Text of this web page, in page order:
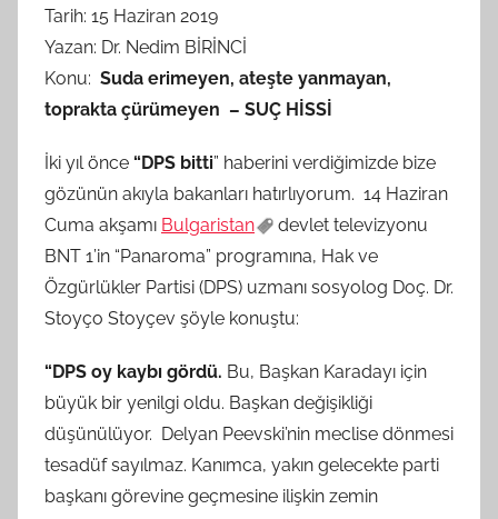
M
t
r
a
f
ı
n
n
Tarih: 15 Haziran 2019
Yazan: Dr. Nedim BİRİNCİ
Konu: Suda erimeyen, ateşte yanmayan,
toprakta çürümeyen – SUÇ HİSSİ
İki yıl önce “DPS bitti” haberini verdiğimizde bize
gözünün akıyla bakanları hatırlıyorum. 14 Haziran
Cuma akşamı Bulgaristan
devlet televizyonu
BNT 1’in “Panaroma” programına, Hak ve
Özgürlükler Partisi (DPS) uzmanı sosyolog Doç. Dr.
Stoyço Stoyçev şöyle konuştu:
“DPS oy kaybı gördü. Bu, Başkan Karadayı için
büyük bir yenilgi oldu. Başkan değişikliği
düşünülüyor. Delyan Peevski’nin meclise dönmesi
tesadüf sayılmaz. Kanımca, yakın gelecekte parti
başkanı görevine geçmesine ilişkin zemin